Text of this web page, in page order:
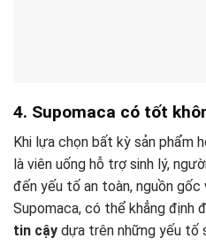
4. Supomaca có tốt
Khi lựa chọn bất kỳ sản phẩm
là viên uống hỗ trợ sinh lý,
đến yếu tố an toàn, nguồn
Supomaca, có thể khẳng định
tin cậy dựa trên những yếu tố